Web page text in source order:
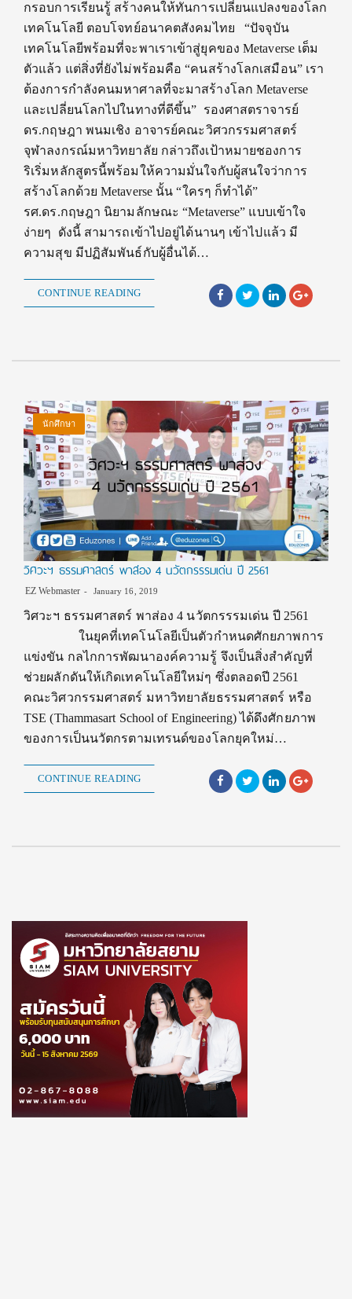
กรอบการเรียนรู้ สร้างคนให้ทันการเปลี่ยนแปลงของโลก
เทคโนโลยี ตอบโจทย์อนาคตสังคมไทย “ปัจจุบัน
เทคโนโลยีพร้อมที่จะพาเราเข้าสู่ยุคของ Metaverse เต็ม
ตัวแล้ว แต่สิ่งที่ยังไม่พร้อมคือ “คนสร้างโลกเสมือน” เรา
ต้องการกำลังคนมหาศาลที่จะมาสร้างโลก Metaverse
และเปลี่ยนโลกไปในทางที่ดีขึ้น” รองศาสตราจารย์
ดร.กฤษฎา พนมเชิง อาจารย์คณะวิศวกรรมศาสตร์
จุฬาลงกรณ์มหาวิทยาลัย กล่าวถึงเป้าหมายชองการ
ริเริ่มหลักสูตรนี้พร้อมให้ความมั่นใจกับผู้สนใจว่าการ
สร้างโลกด้วย Metaverse นั้น “ใครๆ ก็ทำได้”
รศ.ดร.กฤษฎา นิยามลักษณะ “Metaverse” แบบเข้าใจ
ง่ายๆ ดังนี้ สามารถเข้าไปอยู่ได้นานๆ เข้าไปแล้ว มี
ความสุข มีปฏิสัมพันธ์กับผู้อื่นได้…
CONTINUE READING
นักศึกษา
วิศวะฯ ธรรมศาสตร์ พาส่อง 4 นวัตกรรรมเด่น ปี 2561
EZ Webmaster January 16, 2019
วิศวะฯ ธรรมศาสตร์ พาส่อง 4 นวัตกรรรมเด่น ปี 2561
ในยุคที่เทคโนโลยีเป็นตัวกำหนดศักยภาพการ
แข่งขัน กลไกการพัฒนาองค์ความรู้ จึงเป็นสิ่งสำคัญที่
ช่วยผลักดันให้เกิดเทคโนโลยีใหม่ๆ ซึ่งตลอดปี 2561
คณะวิศวกรรมศาสตร์ มหาวิทยาลัยธรรมศาสตร์ หรือ
TSE (Thammasart School of Engineering) ได้ดึงศักยภาพ
ของการเป็นนวัตกรตามเทรนด์ของโลกยุคใหม่…
CONTINUE READING